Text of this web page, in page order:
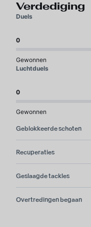
Verdediging
Duels
0
Gewonnen
Luchtduels
0
Gewonnen
Geblokkeerde schoten
Recuperaties
Geslaagde tackles
Overtredingen begaan